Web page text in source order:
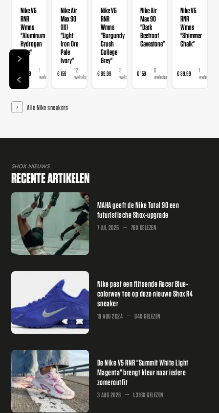
Nike V5
RNR
Wmns
"Aluminum
Hydrogen
Blue"
€ 89,99
1
webshop
Nike Air
Max 90
(III)
"Light
Iron Ore
Pale
Ivory"
€ 159
12
webshops
Nike V5
RNR
Wmns
"Burgundy
Crush
College
Grey"
€ 89,99
3
webshops
Nike Air
Max 90
"Dark
Beetroot
Cavestone"
€ 159
6
webshops
Nike V5
RNR
Wmns
"Shimmer
Chalk"
€ 89,99
1
webshop
Alle Nike sneakers
SHOX NIEUWS
RECENTE ARTIKELEN
MAHA geeft de Nike Total 90 een
futuristische Shox-upgrade
7 JUL 2025 76X GELEZEN
Nike past een flitsende Racer Blue-
colorway toe op deze nieuwe Shox R4
sneaker
19 AUG 2024 84X GELEZEN
De Nike V5 RNR "Summit White Light
Magenta" brengt kleur naar iedere
zomeroutfit
3 AUG 2026 1.316X GELEZEN